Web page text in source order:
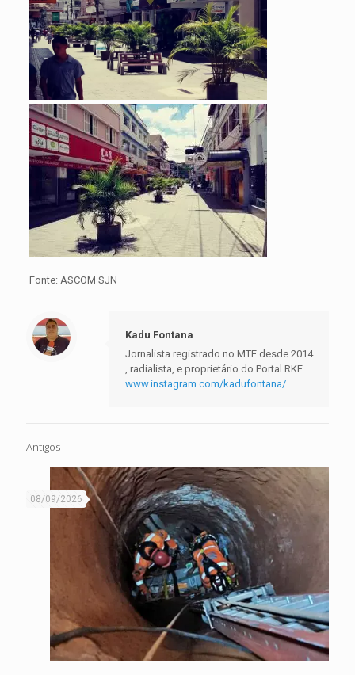
Fonte: ASCOM SJN
Kadu Fontana
Jornalista registrado no MTE desde 2014
, radialista, e proprietário do Portal RKF.
www.instagram.com/kadufontana/
Antigos
08/09/2026